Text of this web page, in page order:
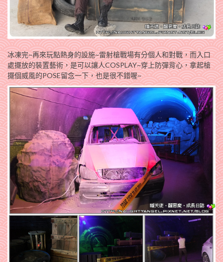
冰凍完~再來玩點熱身的設施~雷射槍戰場有分個人和對戰，而入口
處擺放的裝置藝術，是可以讓人COSPLAY~穿上防彈背心，拿起槍
擺個威風的POSE留念一下，也是很不錯喔~